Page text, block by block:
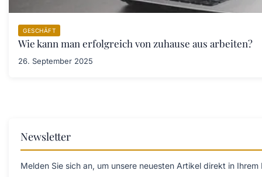
GESCHÄFT
Wie kann man erfolgreich von zuhause aus arbeiten?
26. September 2025
Newsletter
Melden Sie sich an, um unsere neuesten Artikel direkt in